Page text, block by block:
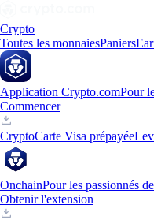
Crypto
Toutes les monnaiesPaniers
Application Crypto.comPour
Commencer
CryptoCarte Visa prépayée
OnchainPour les passionnés
Obtenir l'extension